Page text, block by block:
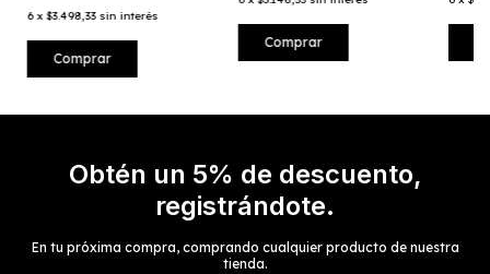
6 x$3.498,33 sin interés
Obtén un 5% de descuento,
registrándote.
En tu próxima compra, comprando cualquier producto de nuestra
tienda.